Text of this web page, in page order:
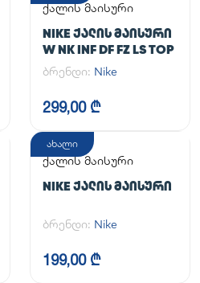
ქალის მაისური
NIKE ᲥᲐᲚᲘᲡ ᲛᲐᲘᲡᲣᲠᲘ
W NK INF DF FZ LS TOP
ბრენდი: Nike
299,00 ₾
ახალი
ქალის მაისური
NIKE ᲥᲐᲚᲘᲡ ᲛᲐᲘᲡᲣᲠᲘ
ბრენდი: Nike
199,00 ₾